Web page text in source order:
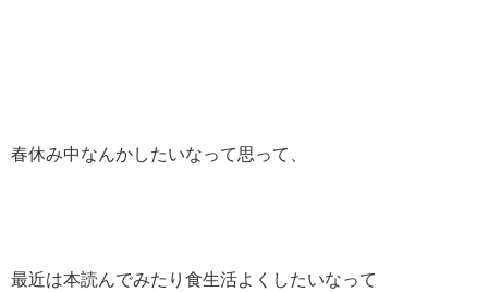
春休み中なんかしたいなって思って、
最近は本読んでみたり食生活よくしたいなって